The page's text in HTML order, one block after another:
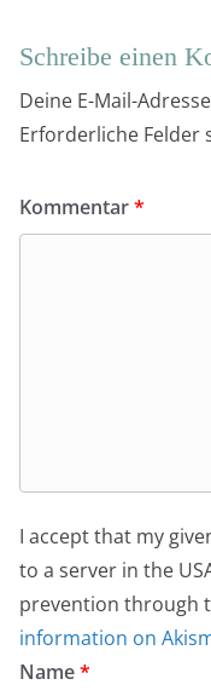
Schreibe einen
Deine E-Mail-
Erforderliche Felder
Kommentar*
I accept that my
to a server in the
prevention through
information on
Name*